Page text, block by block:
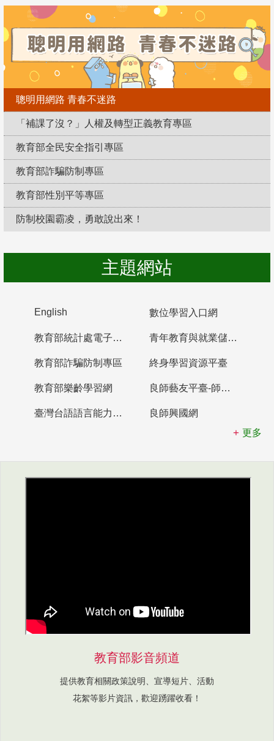
聰明用網路 青春不迷路
「補課了沒？」人權及轉型正義教育專區
教育部全民安全指引專區
教育部詐騙防制專區
教育部性別平等專區
防制校園霸凌，勇敢說出來！
主題網站
English 數位學習入口網
教育部統計處電子書櫃 青年教育與就業儲蓄帳戶
教育部詐騙防制專區 終身學習資源平臺
教育部樂齡學習網 良師藝友平臺-師資培育整合平臺
臺灣台語語言能力認證網站
良師興國網
更多
教育部影音頻道
提供教育相關政策說明、宣導短片、活動
花絮等影片資訊，歡迎踴躍收看！